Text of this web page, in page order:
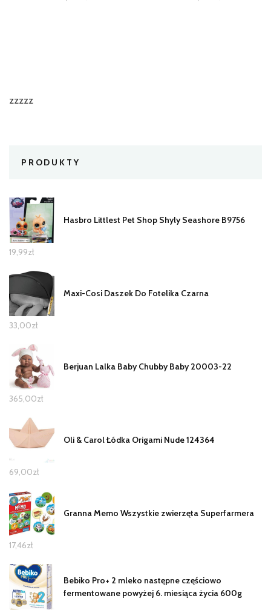
zzzzz
PRODUKTY
Hasbro Littlest Pet Shop Shyly Seashore B9756
19,99zł
Maxi-Cosi Daszek Do Fotelika Czarna
33,00zł
Berjuan Lalka Baby Chubby Baby 20003-22
365,00zł
Oli & Carol Łódka Origami Nude 124364
69,00zł
Granna Memo Wszystkie zwierzęta Superfarmera
17,46zł
Bebiko Pro+ 2 mleko następne częściowo
fermentowane powyżej 6. miesiąca życia 600g